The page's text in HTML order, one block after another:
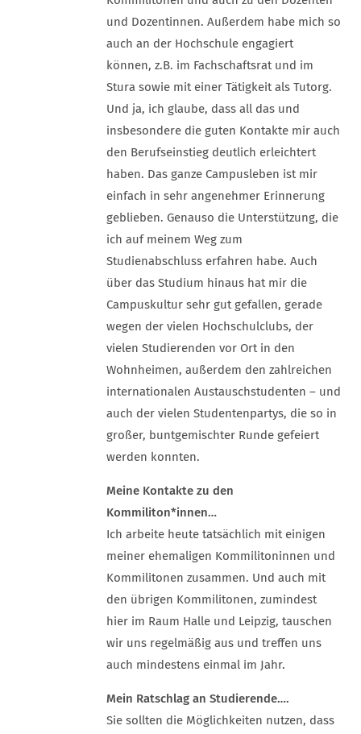
und Dozentinnen. Außerdem habe mich so
auch an der Hochschule engagiert
können, z.B. im Fachschaftsrat und im
Stura sowie mit einer Tätigkeit als Tutorg.
Und ja, ich glaube, dass all das und
insbesondere die guten Kontakte mir auch
den Berufseinstieg deutlich erleichtert
haben. Das ganze Campusleben ist mir
einfach in sehr angenehmer Erinnerung
geblieben. Genauso die Unterstützung, die
ich auf meinem Weg zum
Studienabschluss erfahren habe. Auch
über das Studium hinaus hat mir die
Campuskultur sehr gut gefallen, gerade
wegen der vielen Hochschulclubs, der
vielen Studierenden vor Ort in den
Wohnheimen, außerdem den zahlreichen
internationalen Austauschstudenten – und
auch der vielen Studentenpartys, die so in
großer, buntgemischter Runde gefeiert
werden konnten.
Meine Kontakte zu den
Kommiliton*innen…
Ich arbeite heute tatsächlich mit einigen
meiner ehemaligen Kommilitoninnen und
Kommilitonen zusammen. Und auch mit
den übrigen Kommilitonen, zumindest
hier im Raum Halle und Leipzig, tauschen
wir uns regelmäßig aus und treffen uns
auch mindestens einmal im Jahr.
Mein Ratschlag an Studierende….
Sie sollten die Möglichkeiten nutzen, dass